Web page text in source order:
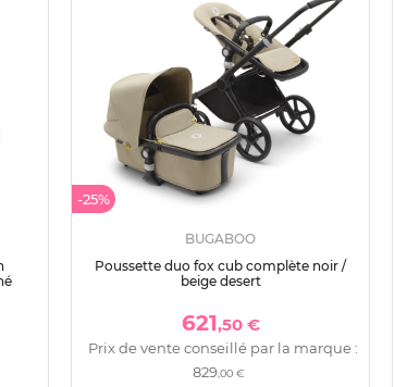
-25%
BUGABOO
Poussette duo fox cub complète noir /
beige desert
621,50 €
Prix de vente conseillé par la marque :
829,00 €